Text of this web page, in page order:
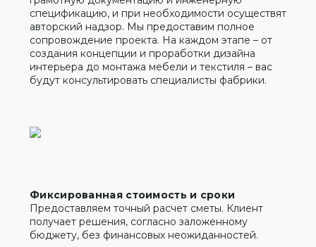
спецификацию, и при необходимости осуществят
авторский надзор. Мы предоставим полное
сопровождение проекта. На каждом этапе – от
создания концепции и проработки дизайна
интерьера до монтажа мебели и текстиля – вас
будут консультировать специалисты фабрики.
Фиксированная стоимость и сроки
Предоставляем точный расчет сметы. Клиент
получает решения, согласно заложенному
бюджету, без финансовых неожиданностей.